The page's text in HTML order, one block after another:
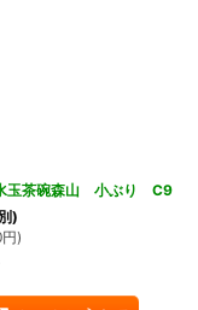
玉茶碗森山 小ぶり C9
)
円)